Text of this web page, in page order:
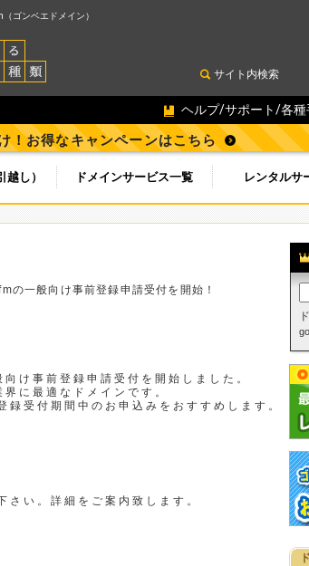
ゴンベエドメイン）
サイト内検索
ヘルプ/サポート/各種
！お得なキャンペーンはこちら
越し） ドメインサービス一覧 レンタルサ
の一般向け事前登録申請受付を開始！
事前登録申請受付を開始しました。
最適なドメインです。
受付期間中のお申込みをおすすめします。
さい。詳細をご案内致します。